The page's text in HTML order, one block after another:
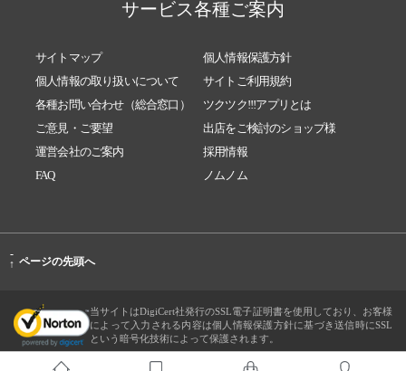
サービス各種ご案内
サイトマップ
個人情報保護方針
個人情報の取り扱いについて
サイトご利用規約
各種お問い合わせ（総合窓口）
ツクツク!!!アプリとは
ご意見・ご要望
出店をご検討のショップ様
運営会社のご案内
採用情報
FAQ
ノムノム
-
↑ ページの先頭へ
当サイトはDigiCert社発行のSSL電子証明書を使用しており、お客様
によって入力される内容は個人情報保護方針に基づき送信時にSSL
という暗号化技術によって保護されます。